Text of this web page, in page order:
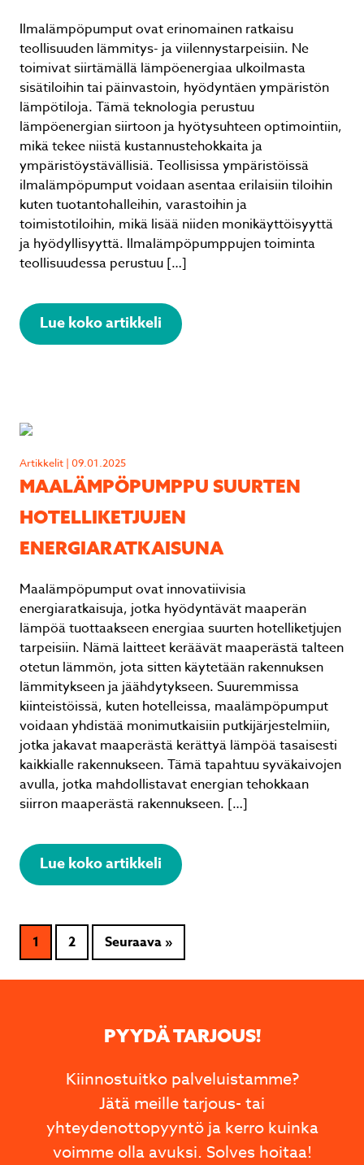
Ilmalämpöpumput ovat erinomainen ratkaisu
teollisuuden lämmitys- ja viilennystarpeisiin. Ne
toimivat siirtämällä lämpöenergiaa ulkoilmasta
sisätiloihin tai päinvastoin, hyödyntäen ympäristön
lämpötiloja. Tämä teknologia perustuu
lämpöenergian siirtoon ja hyötysuhteen optimointiin,
mikä tekee niistä kustannustehokkaita ja
ympäristöystävällisiä. Teollisissa ympäristöissä
ilmalämpöpumput voidaan asentaa erilaisiin tiloihin
kuten tuotantohalleihin, varastoihin ja
toimistotiloihin, mikä lisää niiden monikäyttöisyyttä
ja hyödyllisyyttä. Ilmalämpöpumppujen toiminta
teollisuudessa perustuu […]
Lue koko artikkeli
Artikkelit | 09.01.2025
MAALÄMPÖPUMPPU SUURTEN
HOTELLIKETJUJEN
ENERGIARATKAISUNA
Maalämpöpumput ovat innovatiivisia
energiaratkaisuja, jotka hyödyntävät maaperän
lämpöä tuottaakseen energiaa suurten hotelliketjujen
tarpeisiin. Nämä laitteet keräävät maaperästä talteen
otetun lämmön, jota sitten käytetään rakennuksen
lämmitykseen ja jäähdytykseen. Suuremmissa
kiinteistöissä, kuten hotelleissa, maalämpöpumput
voidaan yhdistää monimutkaisiin putkijärjestelmiin,
jotka jakavat maaperästä kerättyä lämpöä tasaisesti
kaikkialle rakennukseen. Tämä tapahtuu syväkaivojen
avulla, jotka mahdollistavat energian tehokkaan
siirron maaperästä rakennukseen. […]
Lue koko artikkeli
1 2 Seuraava »
PYYDÄ TARJOUS!
Kiinnostuitko palveluistamme?
Jätä meille tarjous- tai
yhteydenottopyyntö ja kerro kuinka
voimme olla avuksi. Solves hoitaa!